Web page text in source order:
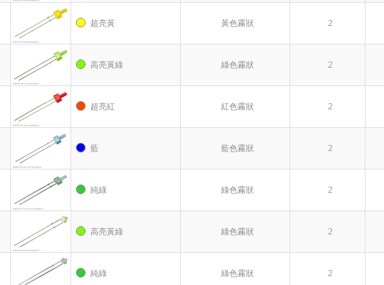
超亮黃 黃色霧狀 2
高亮黃綠 綠色霧狀 2
超亮紅 紅色霧狀 2
藍 藍色霧狀 2
純綠 綠色霧狀 2
高亮黃綠 綠色霧狀 2
純綠 綠色霧狀 2